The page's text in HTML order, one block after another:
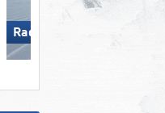
Radstadt/​Altenmarkt